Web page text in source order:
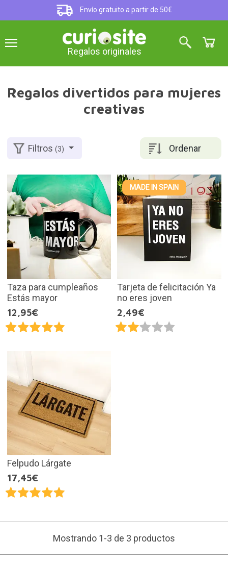
Envío gratuito a partir de 50€
Regalos originales
Regalos divertidos para mujeres
creativas
Ordenar
Filtros(3)
Taza para cumpleaños
Estás mayor
12,95€
MADE IN SPAIN
Tarjeta de felicitación Ya
no eres joven
2,49€
Felpudo Lárgate
17,45€
Mostrando 1-3 de 3 productos